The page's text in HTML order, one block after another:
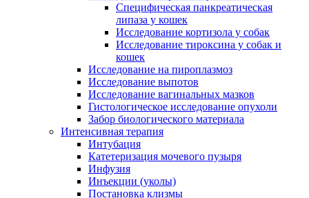
Специфическая панкреатическая
липаза у кошек
Исследование кортизола у собак
Исследование тироксина у собак и
кошек
Исследование на пироплазмоз
Исследование выпотов
Исследование вагинальных мазков
Гистологическое исследование опухоли
Забор биологического материала
Интенсивная терапия
Интубация
Катетеризация мочевого пузыря
Инфузия
Инъекции (уколы)
Постановка клизмы